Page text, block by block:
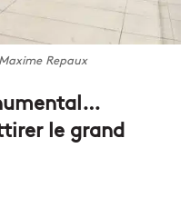
Repaux
le grand